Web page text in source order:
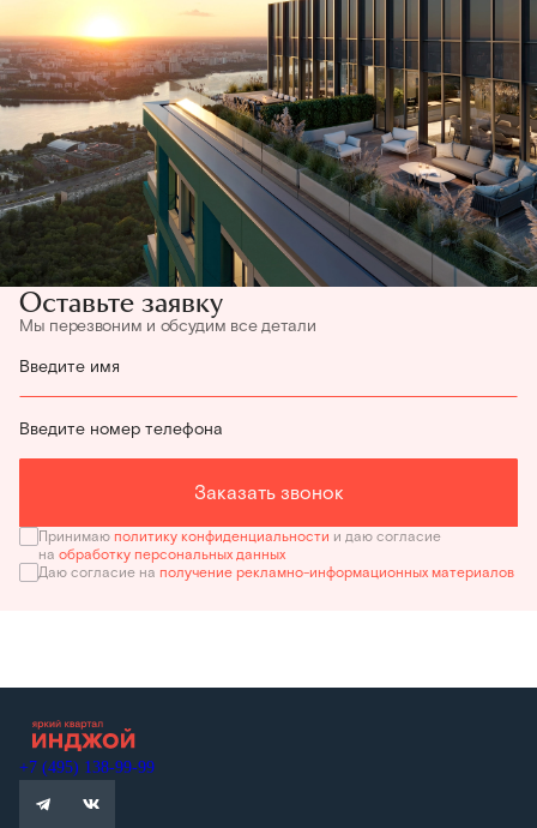
Оставьте заявку
Мы перезвоним и обсудим все детали
Введите имя
Введите номер телефона
Заказать звонок
Принимаю политику конфиденциальности и даю согласие
на обработку персональных данных
Даю согласие на получение рекламно-информационных материалов
+7 (495) 138-99-99